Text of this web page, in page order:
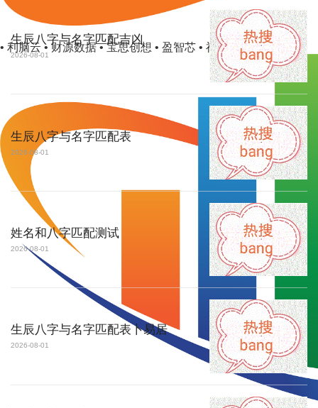
• 利脑云 • 财源数据 • 宝思创想 • 盈智芯 • 禄识机器
生辰八字与名字匹配吉凶
2026-08-01
生辰八字与名字匹配表
2026-08-01
姓名和八字匹配测试
2026-08-01
生辰八字与名字匹配表卜易居
2026-08-01